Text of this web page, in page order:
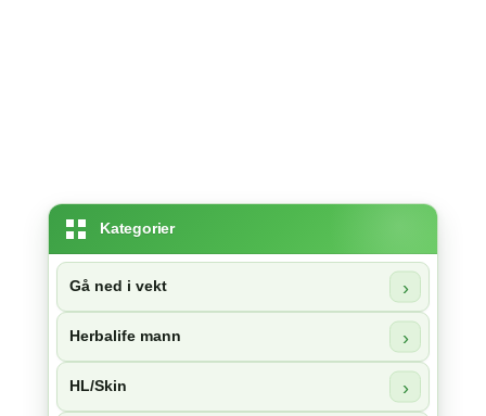
Kategorier
Gå ned i vekt
Herbalife mann
HL/Skin